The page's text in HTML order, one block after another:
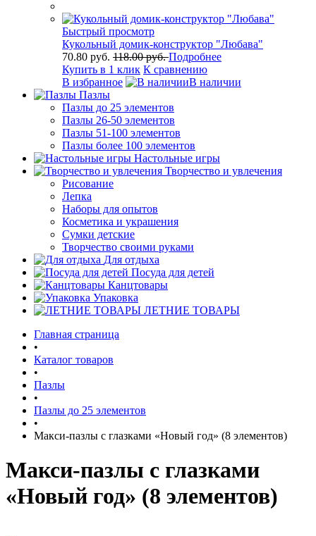
Быстрый просмотр
Кукольный домик-конструктор "Любава"
70.80 руб. 118.00 руб.Подробнее
Купить в 1 клик К сравнению
В избранное
В наличии
Пазлы
Пазлы до 25 элементов
Пазлы 26-50 элементов
Пазлы 51-100 элементов
Пазлы более 100 элементов
Настольные игры
Творчество и увлечения
Рисование
Лепка
Наборы для опытов
Косметика и украшения
Сумки детские
Творчество своими руками
Для отдыха
Посуда для детей
Канцтовары
Упаковка
ЛЕТНИЕ ТОВАРЫ
Главная страница
•
Каталог товаров
•
Пазлы
•
Пазлы до 25 элементов
•
Макси-пазлы с глазками «Новый год» (8 элементов)
Макси-пазлы с глазками
«Новый год» (8 элементов)